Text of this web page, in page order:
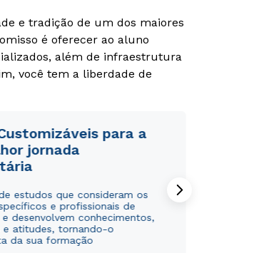
e tradição de um dos maiores
é oferecer ao aluno
além de infraestrutura
você tem a liberdade de
para a
jornada
estudos que consideram os
e profissionais de
desenvolvem conhecimentos,
e atitudes, tornando-o
da sua formação
WhatsApp
ou
WhatsApp
ou